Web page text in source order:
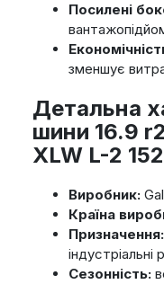
Посилені
зменшує
Детальна
шини 16.9
XLW L-2
Виробник:
Країна
Призначення:
індустріальні
Сезонність: